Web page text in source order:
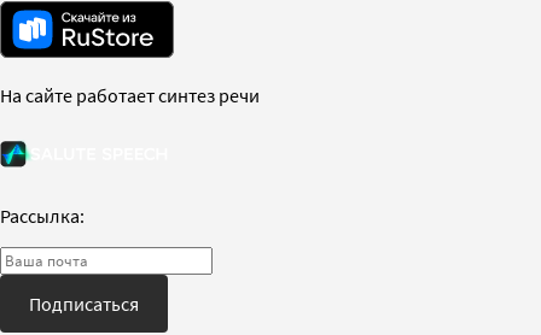
На сайте работает синтез речи
Рассылка:
Подписаться